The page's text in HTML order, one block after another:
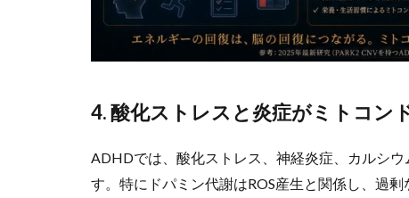
4. 酸化ストレスと炎症がミトコン
ADHDでは、酸化ストレス、神経炎症、カルシ
す。特にドパミン代謝はROS産生と関係し、過